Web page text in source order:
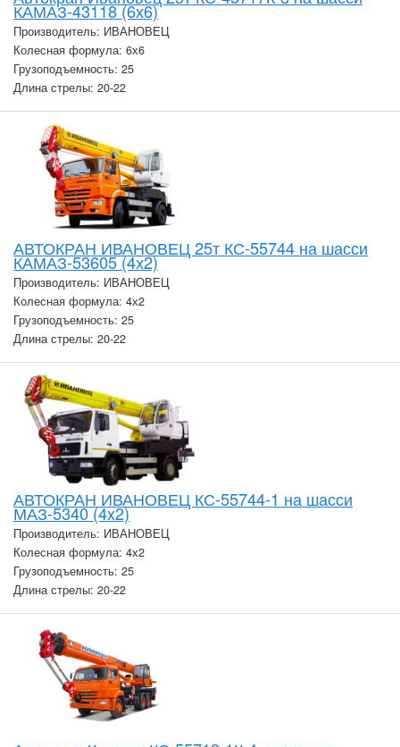
КАМАЗ-43118 (6х6)
Производитель: ИВАНОВЕЦ
Колесная формула: 6х6
Грузоподъемность: 25
Длина стрелы: 20-22
АВТОКРАН ИВАНОВЕЦ 25т КС-55744 на шасси
КАМАЗ-53605 (4x2)
Производитель: ИВАНОВЕЦ
Колесная формула: 4х2
Грузоподъемность: 25
Длина стрелы: 20-22
АВТОКРАН ИВАНОВЕЦ КС-55744-1 на шасси
МАЗ-5340 (4x2)
Производитель: ИВАНОВЕЦ
Колесная формула: 4х2
Грузоподъемность: 25
Длина стрелы: 20-22